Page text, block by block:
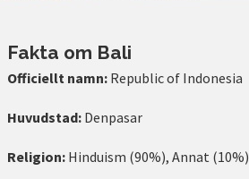
Fakta om Bali
Officiellt namn: Republic of Indonesia
Huvudstad: Denpasar
Religion: Hinduism (90%), Annat (10%)